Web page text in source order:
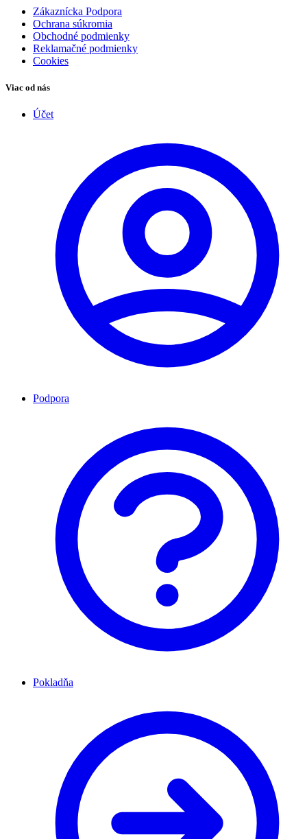
Zákaznícka Podpora
Ochrana súkromia
Obchodné podmienky
Reklamačné podmienky
Cookies
Viac od nás
Účet
Podpora
Pokladňa